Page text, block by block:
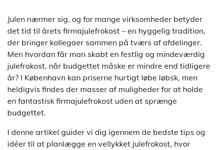
Julen nærmer sig, og for mange virksomheder betyder
det tid til årets firmajulefrokost – en hyggelig tradition,
der bringer kollegaer sammen på tværs af afdelinger.
Men hvordan får man skabt en festlig og mindeværdig
julefrokost, når budgettet måske er mindre end tidligere
år? I København kan priserne hurtigt løbe løbsk, men
heldigvis findes der masser af muligheder for at holde
en fantastisk firmajulefrokost uden at sprænge
budgettet.
I denne artikel guider vi dig igennem de bedste tips og
idéer til at planlægge en vellykket julefrokost, hvor